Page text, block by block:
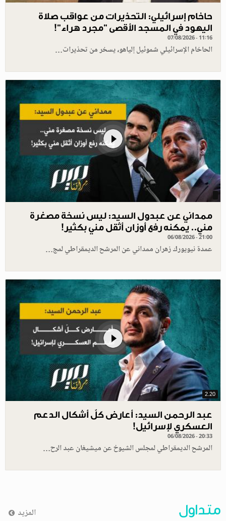
حاخام إسرائيلي: التحذيرات من عواقب صلاة
اليهود في المسجد الأقصى "مجرد هراء"!
07/08/2026 - 11:16
الحاخام الإسرائيلي شموئيل إلياهو، يسخر من تحذيرات…
ممداني عن عبدول السيد: ليس نسخة مصغرة
مني.. يمكنه رفع أوزان أثقل مني بكثير!
06/08/2026 - 21:00
عمدة نيويورك زهران ممداني عن المرشح الديمقراطي لمج…
2.20
عبد الرحمن السيد: أعارض كلّ أشكال الدعم
العسكري لإسرائيل!
06/08/2026 - 20:33
المرشح الديمقراطي لمجلس الشيوخ عن ميشيغان عبد الرح…
متداول المزيد